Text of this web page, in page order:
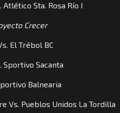
Atlético Sta. Rosa Río I
Crecer
El Trébol BC
Sportivo Sacanta
Balnearia
Vs. Pueblos Unidos La Tordilla